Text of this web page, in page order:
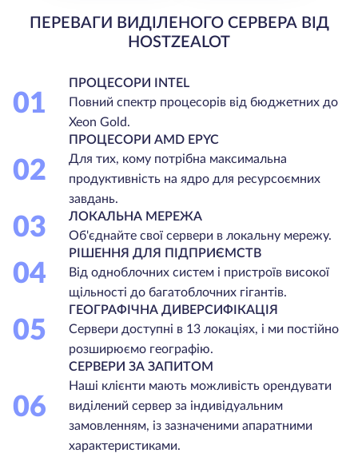
ПЕРЕВАГИ ВИДІЛЕНОГО СЕРВЕРА ВІД
HOSTZEALOT
01
ПРОЦЕСОРИ INTEL
Повний спектр процесорів від бюджетних до
Xeon Gold.
02
ПРОЦЕСОРИ AMD EPYC
Для тих, кому потрібна максимальна
продуктивність на ядро для ресурсоємних
завдань.
03
ЛОКАЛЬНА МЕРЕЖА
Об'єднайте свої сервери в локальну мережу.
04
РІШЕННЯ ДЛЯ ПІДПРИЄМСТВ
Від одноблочних систем і пристроїв високої
щільності до багатоблочних гігантів.
05
ГЕОГРАФІЧНА ДИВЕРСИФІКАЦІЯ
Сервери доступні в 13 локаціях, і ми постійно
розширюємо географію.
06
СЕРВЕРИ ЗА ЗАПИТОМ
Наші клієнти мають можливість орендувати
виділений сервер за індивідуальним
замовленням, із зазначеними апаратними
характеристиками.